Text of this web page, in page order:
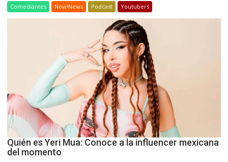
Comediantes Now!News Podcast Youtubers
Quién es Yeri Mua: Conoce a la influencer mexicana
del momento